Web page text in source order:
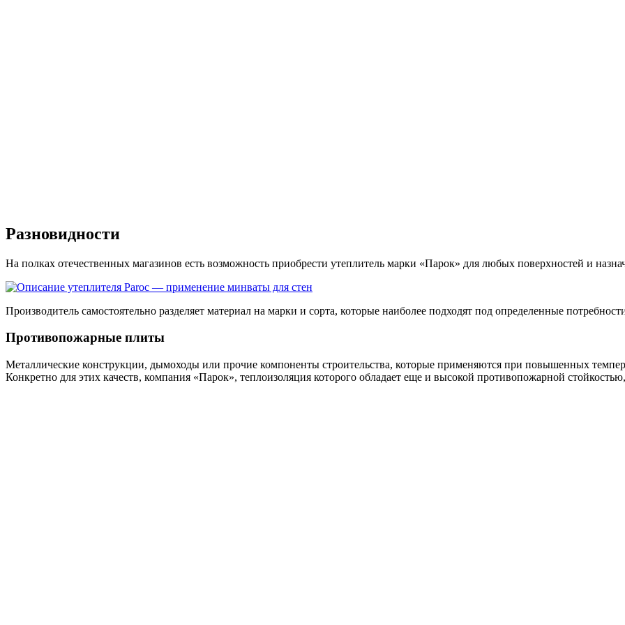
Разновидности
На полках отечественных магазинов есть возможность приобрести утеплитель марки «Парок» для любых поверхностей и
Производитель самостоятельно разделяет материал на марки и сорта, которые наиболее подходят под определенные
Противопожарные плиты
Металлические конструкции, дымоходы или прочие компоненты строительства, которые применяются при повышенных
Конкретно для этих качеств, компания «Парок», теплоизоляция которого обладает еще и высокой противопожарной